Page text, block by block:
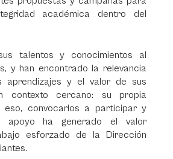
académica dentro del
talentos y conocimientos al
y han encontrado la relevancia
aprendizajes y el valor de sus
contexto cercano: su propia
eso, convocarlos a participar y
apoyo ha generado el valor
esforzado de la Dirección